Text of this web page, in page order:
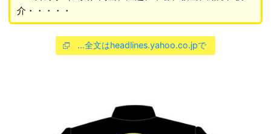
介・・・・・
…全文はheadlines.yahoo.co.jpで